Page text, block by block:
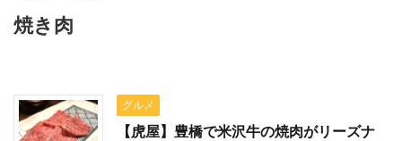
焼き肉
グルメ
【虎屋】豊橋で米沢牛の焼肉がリーズナ